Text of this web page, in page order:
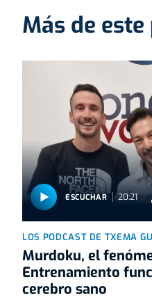
Más de
ESCUCHAR 20:21
LOS PODCAST DE TXEMA
Murdoku, el
Entrenamiento
cerebro sano